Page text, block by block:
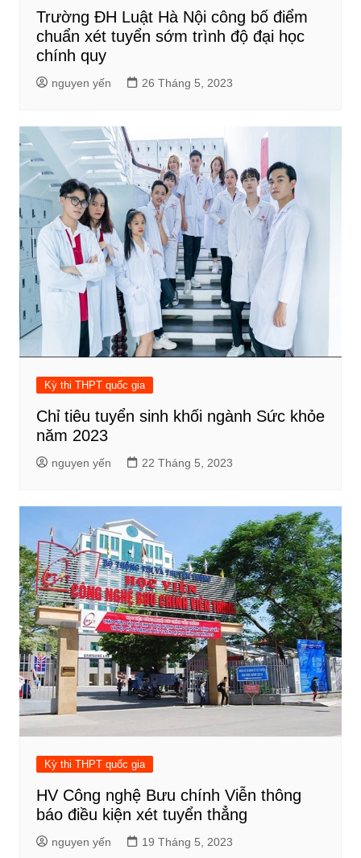
Trường ĐH Luật Hà Nội công bố điểm
chuẩn xét tuyển sớm trình độ đại học
chính quy
nguyen yến 26 Tháng 5, 2023
Kỳ thi THPT quốc gia
Chỉ tiêu tuyển sinh khối ngành Sức khỏe
năm 2023
nguyen yến 22 Tháng 5, 2023
Kỳ thi THPT quốc gia
HV Công nghệ Bưu chính Viễn thông
báo điều kiện xét tuyển thẳng
nguyen yến 19 Tháng 5, 2023